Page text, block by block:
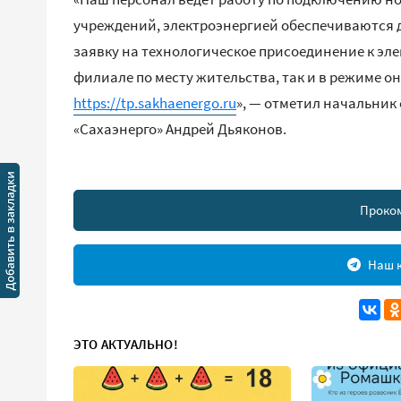
учреждений, электроэнергией
заявку на технологическое присоединение к
филиале по месту жительства, так и в режиме
https://tp.sakhaenergo.ru», — отметил начальник
«Сахаэнерго» Андрей Дьяконов.
Наш
ЭТО АКТУАЛЬНО!